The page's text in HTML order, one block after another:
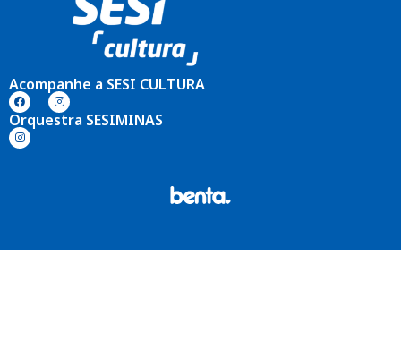
Acompanhe a SESI CULTURA
Orquestra SESIMINAS